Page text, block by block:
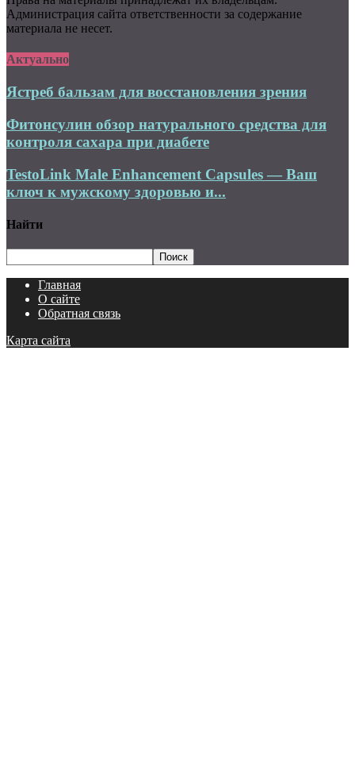
Администрация сайта ответственности за содержание
материала не несет.
Актуально
Ястреб бальзам для восстановления зрения
Фитонсулин обзор натурального средства для
контроля сахара при диабете
TestoLink Male Enhancement Capsules — Ваш
ключ к мужскому здоровью и...
Найти
Главная
О сайте
Обратная связь
Карта сайта